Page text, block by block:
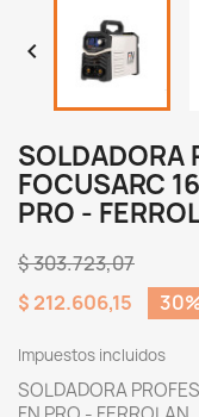

SOLDADORA
FOCUSARC
PRO -
$ 303.723,07
$ 212.606,15
Impuestos incluidos
SOLDADORA